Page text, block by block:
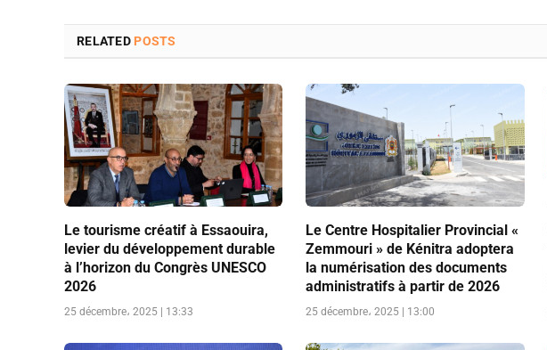
RELATED POSTS
Le tourisme créatif à Essaouira,
levier du développement durable
à l’horizon du Congrès UNESCO
2026
25 décembre، 2025 | 13:33
Le Centre Hospitalier Provincial «
Zemmouri » de Kénitra adoptera
la numérisation des documents
administratifs à partir de 2026
25 décembre، 2025 | 13:00